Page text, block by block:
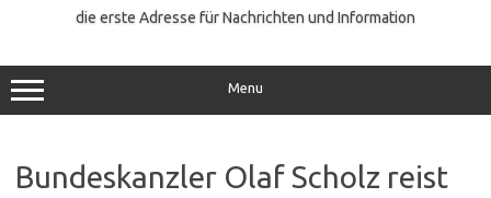
die erste Adresse für Nachrichten und Information
Menu
Bundeskanzler Olaf Scholz reist